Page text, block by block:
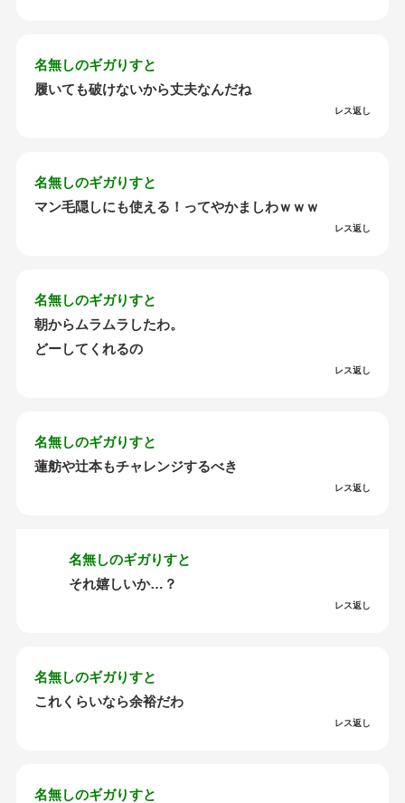
名無しのギガりすと
履いても破けないから丈夫なんだね
レス返し
名無しのギガりすと
マン毛隠しにも使える！ってやかましわｗｗｗ
レス返し
名無しのギガりすと
朝からムラムラしたわ。
どーしてくれるの
レス返し
名無しのギガりすと
蓮舫や辻本もチャレンジするべき
レス返し
名無しのギガりすと
それ嬉しいか…？
レス返し
名無しのギガりすと
これくらいなら余裕だわ
レス返し
名無しのギガりすと